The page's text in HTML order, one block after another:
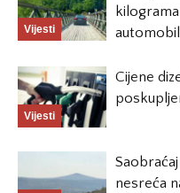
Vijesti
Vijesti
Cijene
nesreća